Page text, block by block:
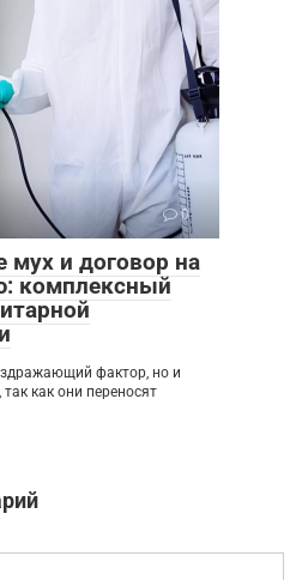
0
мух и договор на
комплексный
фактор, но и
как они переносят